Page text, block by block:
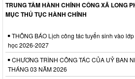
TRUNG TÂM HÀNH CHÍNH CÔNG XÃ LONG
MỤC THỦ TỤC HÀNH CHÍNH
THÔNG BÁO Lịch công tác tuyển sinh vào
học 2026-2027
CHƯƠNG TRÌNH CÔNG TÁC CỦA UỶ BAN
THÁNG 03 NĂM 2026